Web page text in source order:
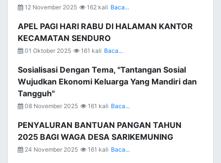
12 November 2025 162 kali Baca...
APEL PAGI HARI RABU DI HALAMAN KANTOR
KECAMATAN SENDURO
01 Oktober 2025 161 kali Baca...
Sosialisasi Dengan Tema, "Tantangan Sosial
Wujudkan Ekonomi Keluarga Yang Mandiri dan
Tangguh"
08 November 2025 161 kali Baca...
PENYALURAN BANTUAN PANGAN TAHUN
2025 BAGI WAGA DESA SARIKEMUNING
24 November 2025 161 kali Baca...